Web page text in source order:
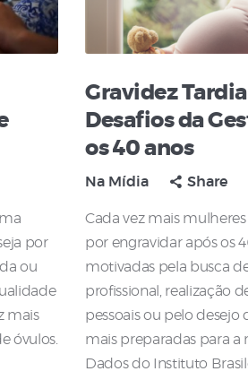
por
ou
mais
óvulos.
Gravidez
Desafios da
os 40 anos
Na Mídia Share
Cada vez mais
por engravidar após os
motivadas pela busca
profissional, realização
pessoais ou pelo desejo
mais preparadas para a
Dados do Instituto